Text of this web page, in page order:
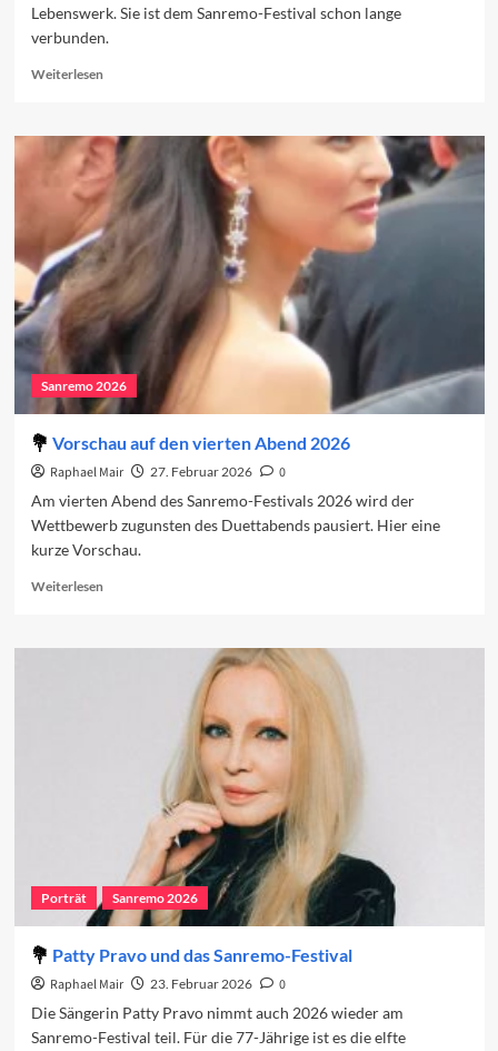
Lebenswerk. Sie ist dem Sanremo-Festival schon lange
verbunden.
WeiterlesenRead
Caterina
Caselli
und
das
Sanremo-
Festival
Sanremo 2026
Vorschau auf den vierten Abend 2026
Raphael Mair 27. Februar 2026
0
Am vierten Abend des Sanremo-Festivals 2026 wird der
Wettbewerb zugunsten des Duettabends pausiert. Hier eine
kurze Vorschau.
WeiterlesenRead
Vorschau
Porträt Sanremo 2026
Patty Pravo und das Sanremo-Festival
Raphael Mair 23. Februar 2026
0
Die Sängerin Patty Pravo nimmt auch 2026 wieder am
Sanremo-Festival teil. Für die 77-Jährige ist es die elfte